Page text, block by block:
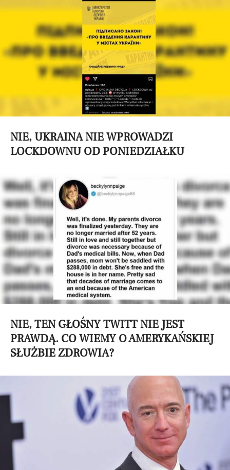
NIE, UKRAINA NIE WPROWADZI
LOCKDOWNU OD PONIEDZIAŁKU
NIE, TEN GŁOŚNY TWITT NIE JEST
PRAWDĄ. CO WIEMY O AMERYKAŃSKIEJ
SŁUŻBIE ZDROWIA?